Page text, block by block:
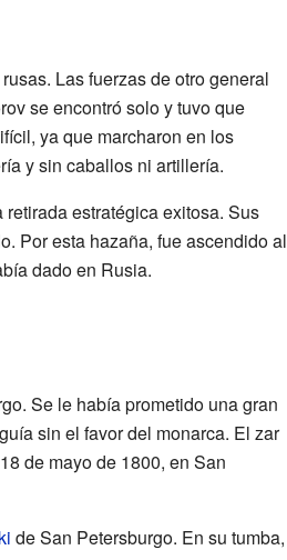
Las fuerzas de otro general
se encontró solo y tuvo que
ya que marcharon en los
y sin caballos ni artillería.
estratégica exitosa. Sus
Por esta hazaña, fue ascendido al
dado en Rusia.
Se le había prometido una gran
sin el favor del monarca. El zar
de mayo de 1800, en San
de San Petersburgo. En su tumba,